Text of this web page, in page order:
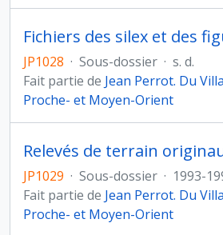
Fichiers des silex et des
JP1028 · Sous-dossier · s. d.
Fait partie de Jean Perrot. Du
Proche- et Moyen-Orient
Relevés de terrain
JP1029 · Sous-dossier · 1993-
Fait partie de Jean Perrot. Du
Proche- et Moyen-Orient